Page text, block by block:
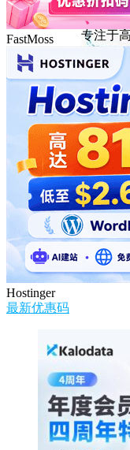
DMIT
专注于
FastMoss
Hostinger
最新优惠码